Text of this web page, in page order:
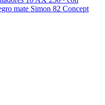
mate Simon 82 Concept